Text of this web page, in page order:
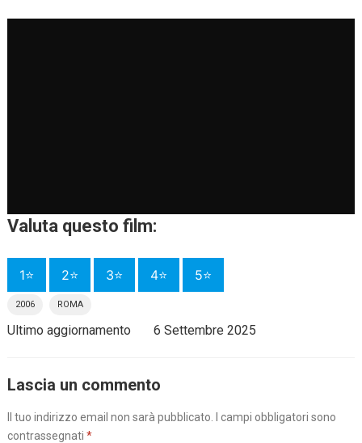
Valuta questo film:
1⭐ 2⭐ 3⭐ 4⭐ 5⭐
2006 ROMA
Ultimo aggiornamento 6 Settembre 2025
Lascia un commento
Il tuo indirizzo email non sarà pubblicato.
I campi obbligatori sono
contrassegnati *